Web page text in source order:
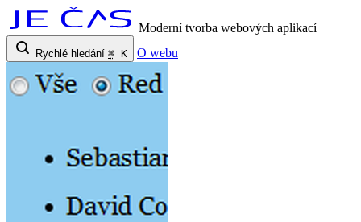
Moderní tvorba webových aplikací
Rychlé hledání ⌘ K O webu